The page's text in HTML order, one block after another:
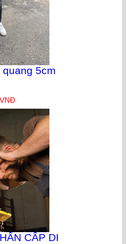
5cm
CẤP DI